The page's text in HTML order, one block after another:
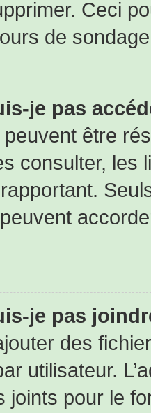
Ceci
de
je pas
être
consulter, les
je pas
des
utilisateur.
joints pour le